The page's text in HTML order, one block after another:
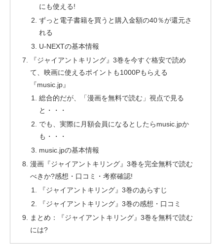
にも使える!
ずっと電子書籍を買うと購入金額の40％が還元さ
れる
U-NEXTの基本情報
『ジャイアントキリング』3巻を今すぐ格安で読め
て、映画に使えるポイントも1000Pもらえる
『music.jp』
総合的だが、「漫画を無料で読む」視点で見る
と・・・
でも、実際に月額会員になるとしたらmusic.jpか
も・・・
music.jpの基本情報
漫画『ジャイアントキリング』3巻を完全無料で読む
べきか?感想・口コミ・考察確認!
『ジャイアントキリング』3巻のあらすじ
『ジャイアントキリング』3巻の感想・口コミ
まとめ：『ジャイアントキリング』3巻を無料で読む
には?